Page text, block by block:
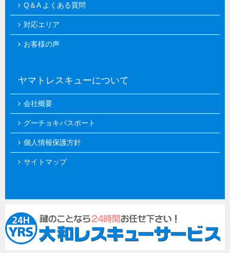
Q＆A よくある質問
対応エリア
お客様の声
ヤマトレスキューについて
会社概要
グーチョキパスポート
個人情報保護方針
サイトマップ